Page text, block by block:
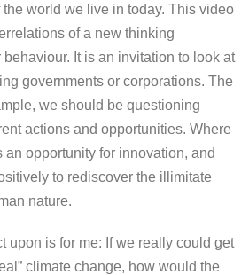
world we live in today. This video
of a new thinking
It is an invitation to look at
governments or corporations. The
we should be questioning
actions and opportunities. Where
opportunity for innovation, and
to rediscover the illimitate
nature.
upon is for me: If we really could get
climate change, how would the